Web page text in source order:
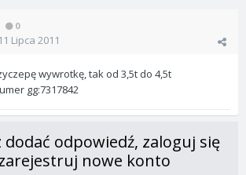
0
11 Lipca 2011
wywrotkę, tak od 3,5t do 4,5t
gg:7317842
dodać odpowiedź, zaloguj się
nowe konto